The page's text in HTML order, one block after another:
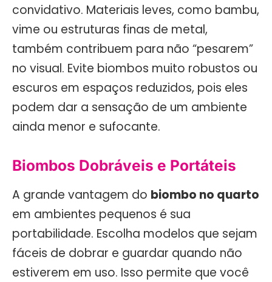
convidativo. Materiais leves, como bambu,
vime ou estruturas finas de metal,
também contribuem para não “pesarem”
no visual. Evite biombos muito robustos ou
escuros em espaços reduzidos, pois eles
podem dar a sensação de um ambiente
ainda menor e sufocante.
Biombos Dobráveis e Portáteis
A grande vantagem do biombo no quarto
em ambientes pequenos é sua
portabilidade. Escolha modelos que sejam
fáceis de dobrar e guardar quando não
estiverem em uso. Isso permite que você